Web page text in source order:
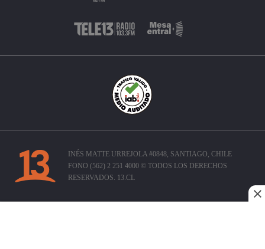
INÉS MATTE URREJOLA #0848, SANTIAGO, CHILE
FONO (562) 2 251 4000 © TODOS LOS DERECHOS
RESERVADOS. 13.CL